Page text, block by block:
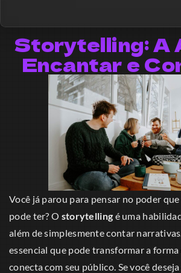
Storytelling: A
Encantar e
Você já parou para pensar no poder
pode ter? O storytelling é uma
além de simplesmente contar
essencial que pode transformar a forma
conecta com seu público. Se você